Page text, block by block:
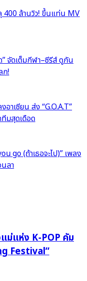
400 ล้านวิว! ขึ้นแท่น MV
” จัดเต็มกีฬา–ซีรีส์ ดูกัน
ก!
อาเซียน ส่ง “G.O.A.T”
ทีมสุดเดือด
go (ถ้าเธอจะไป)” เพลง
ลา
แม่แห่ง K-POP คัม
Festival”